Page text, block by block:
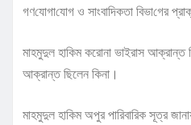
গণ‌যোগা‌যোগ ও সাংবা‌দিকতা বিভা‌গের
মাহমুদুল হাকিম করোনা ভাইরাস আক্রান্ত
আক্রান্ত ছিলেন কিনা।
মাহমুদুল হাকিম অপুর পারিবারিক সূত্র